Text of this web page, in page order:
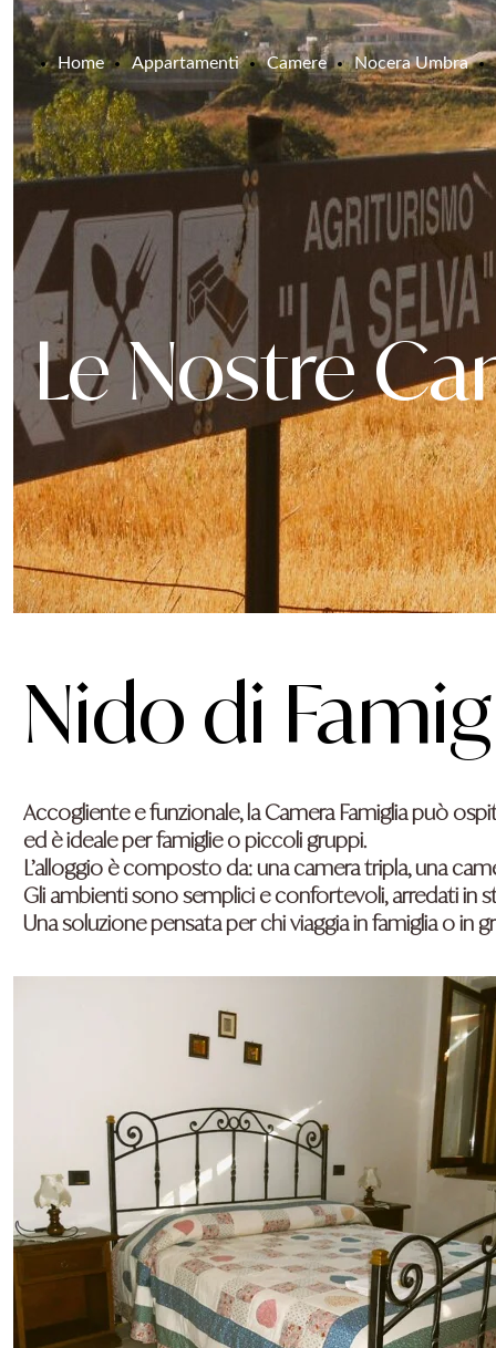
Home Appartamenti Camere Nocera Umbra
Le Nostre
Nido di
Accogliente e funzionale, la Camera Famiglia può
ed è ideale per famiglie o piccoli gruppi.
L’alloggio è composto da: una camera tripla, una
Gli ambienti sono semplici e confortevoli, arredati in
Una soluzione pensata per chi viaggia in famiglia o